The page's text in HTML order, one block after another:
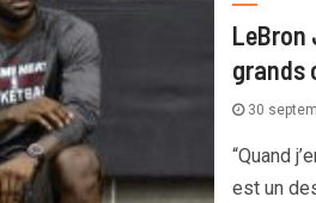
LeBron
grands
30
“Quand
est un